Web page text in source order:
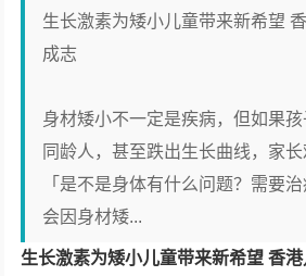
生长激素为矮小儿童带来新希望
成志
身材矮小不一定是疾病，但如果
同龄人，甚至跌出生长曲线，家长
「是不是身体有什么问题？需要
会因身材矮...
生长激素为矮小儿童带来新希望 香